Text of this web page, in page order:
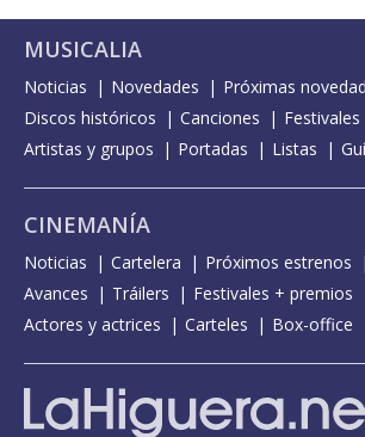
MUSICALIA
Noticias Novedades
Próximas
Discos históricos
Canciones Festivales
Artistas y grupos
Portadas Listas
CINEMANÍA
Noticias Cartelera Próximos estrenos
Avances
Tráilers
Festivales + premios
Actores y actrices
Carteles Box-office